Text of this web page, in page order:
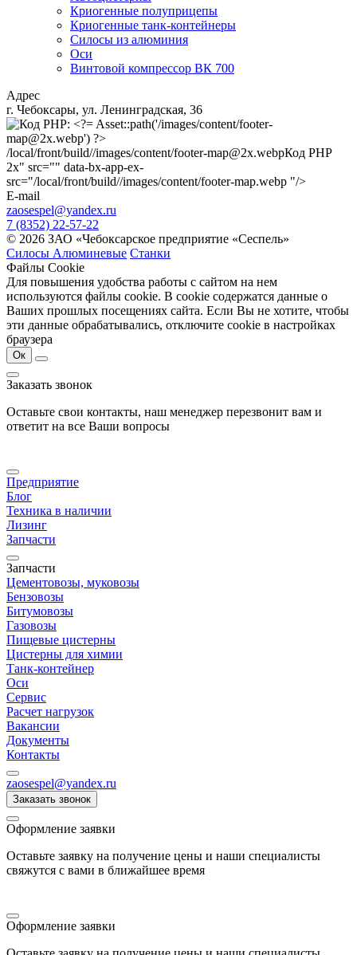
Криогенные полуприцепы
Криогенные танк-контейнеры
Силосы из алюминия
Оси
Винтовой компрессор ВК 700
Адрес
г. Чебоксары, ул. Ленинградская, 36
/local/front/build//images/content/footer-map@2x.webpКод PHP
2x" src="" data-bx-app-ex-
src="/local/front/build//images/content/footer-map.webp "/>
E-mail
zaosespel@yandex.ru
7 (8352) 22-57-22
© 2026 ЗАО «Чебоксарское предприятие «Сеспель»
Силосы Алюминевые Станки
Файлы Cookie
Для повышения удобства работы с сайтом на нем
используются файлы cookie. В cookie содержатся данные о
Ваших прошлых посещениях сайта. Если Вы не хотите, чтобы
эти данные обрабатывались, отключите cookie в настройках
браузера
Ок
Заказать звонок
Оставьте свои контакты, наш менеджер перезвонит вам и
ответит на все Ваши вопросы
Предприятие
Блог
Техника в наличии
Лизинг
Запчасти
Запчасти
Цементовозы, муковозы
Бензовозы
Битумовозы
Газовозы
Пищевые цистерны
Цистерны для химии
Танк-контейнер
Оси
Сервис
Расчет нагрузок
Вакансии
Документы
Контакты
zaosespel@yandex.ru
Заказать звонок
Оформление заявки
Оставьте заявку на получение цены и наши специалисты
свяжутся с вами в ближайшее время
Оформление заявки